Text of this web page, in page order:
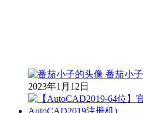
番茄小子
2023年1月12日